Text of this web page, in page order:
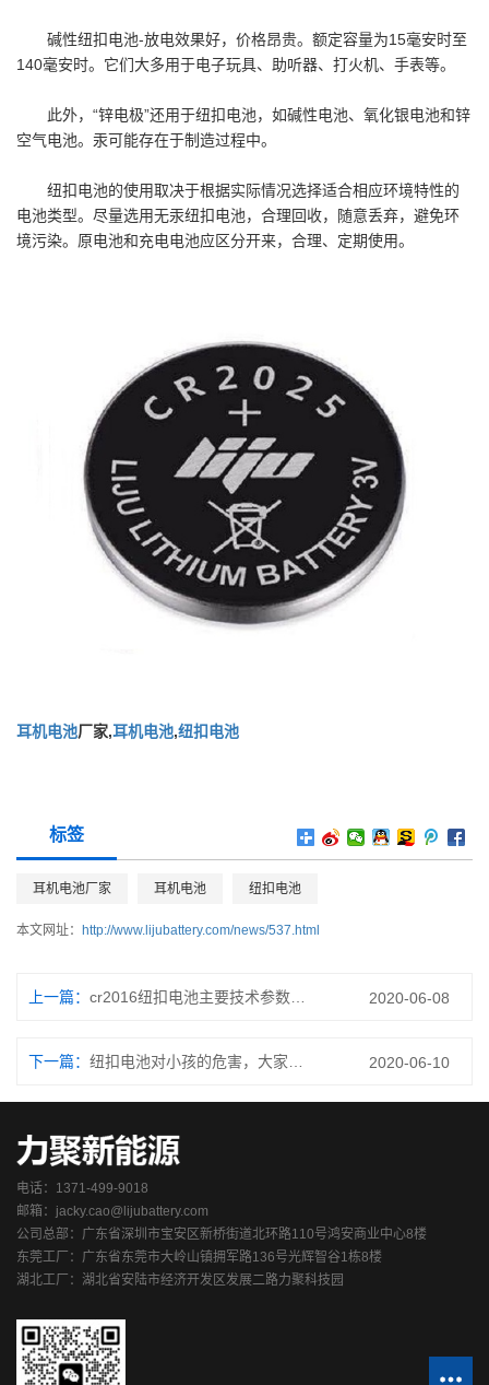
碱性纽扣电池-放电效果好，价格昂贵。额定容量为15毫安时至
140毫安时。它们大多用于电子玩具、助听器、打火机、手表等。
此外，“锌电极”还用于纽扣电池，如碱性电池、氧化银电池和锌
空气电池。汞可能存在于制造过程中。
纽扣电池的使用取决于根据实际情况选择适合相应环境特性的
电池类型。尽量选用无汞纽扣电池，合理回收，随意丢弃，避免环
境污染。原电池和充电电池应区分开来，合理、定期使用。
耳机电池厂家,耳机电池,纽扣电池
标签
耳机电池厂家 耳机电池 纽扣电池
本文网址： http://www.lijubattery.com/news/537.html
上一篇： 2020-06-08
下一篇： 2020-06-10
电话：1371-499-9018
邮箱：jacky.cao@lijubattery.com
公司总部：广东省深圳市宝安区新桥街道北环路110号鸿安商业中心8楼
东莞工厂：广东省东莞市大岭山镇拥军路136号光辉智谷1栋8楼
湖北工厂：湖北省安陆市经济开发区发展二路力聚科技园